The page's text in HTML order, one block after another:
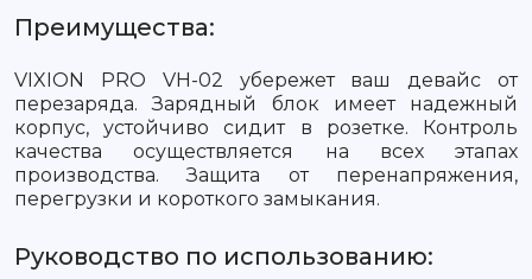
Преимущества:
VIXION PRO VH-02 убережет ваш девайс от
перезаряда. Зарядный блок имеет надежный
корпус, устойчиво сидит в розетке. Контроль
качества осуществляется на всех этапах
производства. Защита от перенапряжения,
перегрузки и короткого замыкания.
Руководство по использованию: